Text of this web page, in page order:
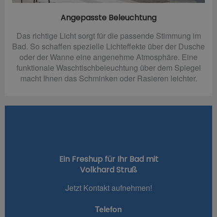
Angepasste Beleuchtung
Das richtige Licht sorgt für die passende Stimmung im
Bad. So schaffen spezielle Lichteffekte über der Dusche
oder der Wanne eine angenehme Atmosphäre. Eine
funktionale Waschtischbeleuchtung über dem Spiegel
macht Ihnen das Schminken oder Rasieren leichter.
Ein Freshup für Ihr Bad mit
Volkhard Struß
Jetzt Kontakt aufnehmen!
Telefon